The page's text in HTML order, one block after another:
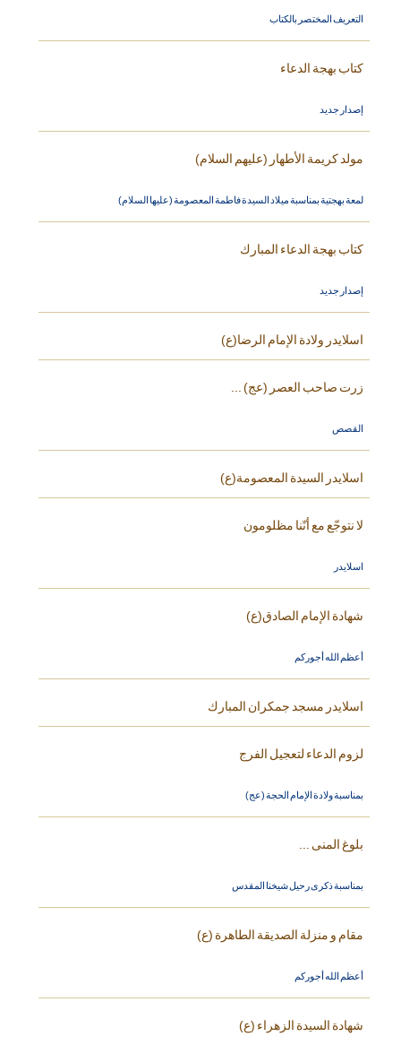
التعريف المختصر بالكتاب
كتاب بهجة الدعاء
إصدار جديد
مولد كريمة الأطهار (عليهم السلام)
لمعة بهجتية بمناسبة ميلاد السيدة فاطمة المعصومة (عليها السلام)
كتاب بهجة الدعاء المبارك
إصدار جديد
اسلايدر ولادة الإمام الرضا(ع)
زرت صاحب العصر (عج) ...
القصص
اسلايدر السيدة المعصومة(ع)
لا نتوجّع مع أنّنا مظلومون
اسلايدر
شهادة الإمام الصادق(ع)
أعظم الله أجوركم
اسلايدر مسجد جمكران المبارك
لزوم الدعاء لتعجيل الفرج
بمناسبة ولادة الإمام الحجة (عج)
بلوغ المنى ...
بمناسبة ذكرى رحيل شيخنا المقدس
مقام و منزلة الصديقة الطاهرة (ع)
أعظم الله أجوركم
شهادة السيدة الزهراء (ع)